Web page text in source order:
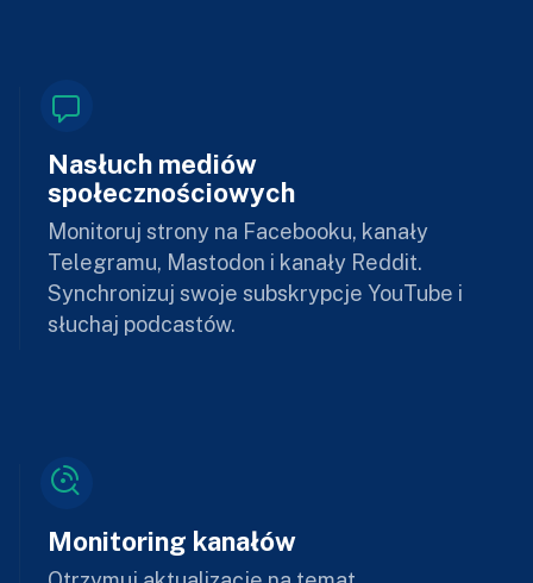
Nasłuch mediów
społecznościowych
Monitoruj strony na Facebooku, kanały
Telegramu, Mastodon i kanały Reddit.
Synchronizuj swoje subskrypcje YouTube i
słuchaj podcastów.
Monitoring kanałów